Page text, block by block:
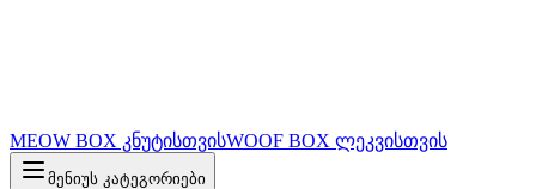
MEOW BOX კნუტისთვისWOOF BOX ლეკვისთვის
მენიუს კატეგორიები